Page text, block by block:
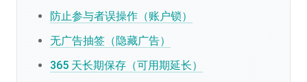
防止参与者误操作（账户锁）
无广告抽签（隐藏广告）
365 天长期保存（可用期延长）